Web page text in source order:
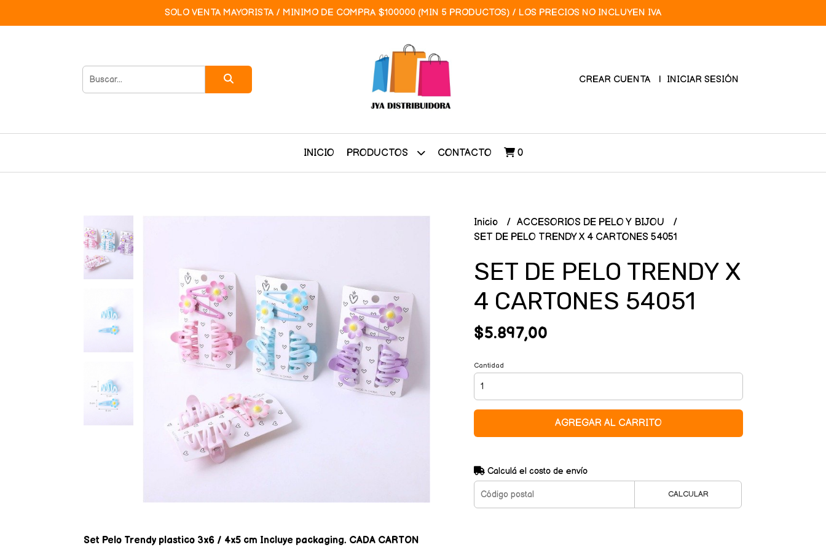
SOLO VENTA MAYORISTA / MINIMO DE COMPRA $100000 (MIN 5 PRODUCTOS) / LOS PRECIOS NO INCLUYEN IVA
CREAR CUENTA INICIAR SESIÓN
INICIO PRODUCTOS CONTACTO 0
Set Pelo Trendy plastico 3x6 / 4x5 cm Incluye packaging. CADA CARTON
Inicio
ACCESORIOS DE PELO Y BIJOU
SET DE PELO TRENDY X 4 CARTONES 54051
SET DE PELO TRENDY X
4 CARTONES 54051
$5.897,00
Cantidad
AGREGAR AL CARRITO
Calculá el costo de envío
CALCULAR